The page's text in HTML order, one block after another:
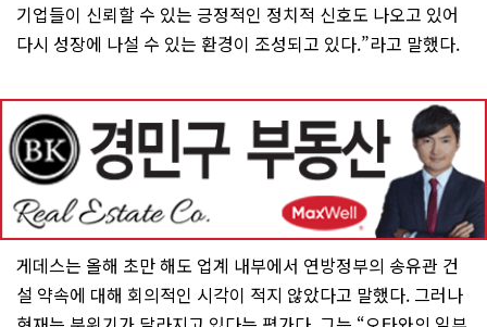
기업들이 신뢰할 수 있는 긍정적인 정치적 신호도 나오고 있어
다시 성장에 나설 수 있는 환경이 조성되고 있다.”라고 말했다.
게데스는 올해 초만 해도 업계 내부에서 연방정부의 송유관 건
설 약속에 대해 회의적인 시각이 적지 않았다고 말했다. 그러나